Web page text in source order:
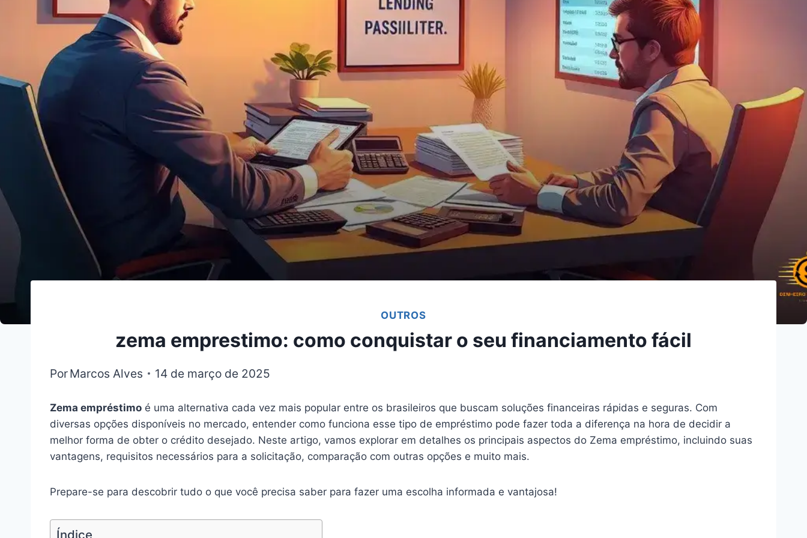
OUTROS
zema emprestimo: como conquistar o seu financiamento fácil
PorMarcos Alves 14 de março de 2025
Zema empréstimo é uma alternativa cada vez mais popular entre os brasileiros que buscam soluções financeiras rápidas e seguras. Com
diversas opções disponíveis no mercado, entender como funciona esse tipo de empréstimo pode fazer toda a diferença na hora de decidir a
melhor forma de obter o crédito desejado. Neste artigo, vamos explorar em detalhes os principais aspectos do Zema empréstimo, incluindo suas
vantagens, requisitos necessários para a solicitação, comparação com outras opções e muito mais.
Prepare-se para descobrir tudo o que você precisa saber para fazer uma escolha informada e vantajosa!
Índice